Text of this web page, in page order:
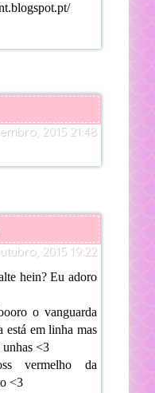
2015 21:48
2015 19:22
hein? Eu adoro
o vanguarda
está em linha mas
<3
vermelho da
<3